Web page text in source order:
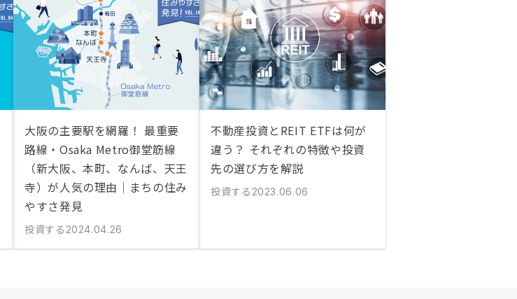
大阪の主要駅を網羅！ 最重要
路線・Osaka Metro御堂筋線
（新大阪、本町、なんば、天王
寺）が人気の理由｜まちの住み
やすさ発見
投資する 2024.04.26
不動産投資とREIT ETFは何が
違う？ それぞれの特徴や投資
先の選び方を解説
投資する 2023.06.06